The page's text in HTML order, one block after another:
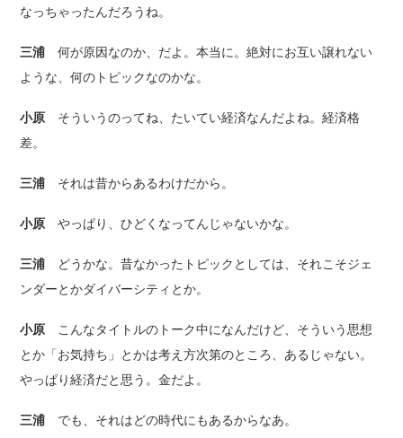
なっちゃったんだろうね。
三浦何が原因なのか、だよ。本当に。絶対にお互い譲れない
ような、何のトピックなのかな。
小原 そういうのってね、たいてい経済なんだよね。経済格
差。
三浦 それは昔からあるわけだから。
小原やっぱり、ひどくなってんじゃないかな。
三浦 どうかな。昔なかったトピックとしては、それこそジェ
ンダーとかダイバーシティとか。
小原 こんなタイトルのトーク中になんだけど、そういう思想
とか「お気持ち」とかは考え方次第のところ、あるじゃない。
やっぱり経済だと思う。金だよ。
三浦 でも、それはどの時代にもあるからなあ。